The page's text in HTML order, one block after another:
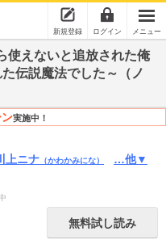
新規登録 ログイン メニュー
使えないと追放された俺
伝説魔法でした～（ノ
実施中！
上ニナ （かわかみにな） …他▼
無料試し読み